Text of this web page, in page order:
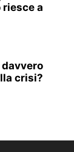
a
davvero
crisi?